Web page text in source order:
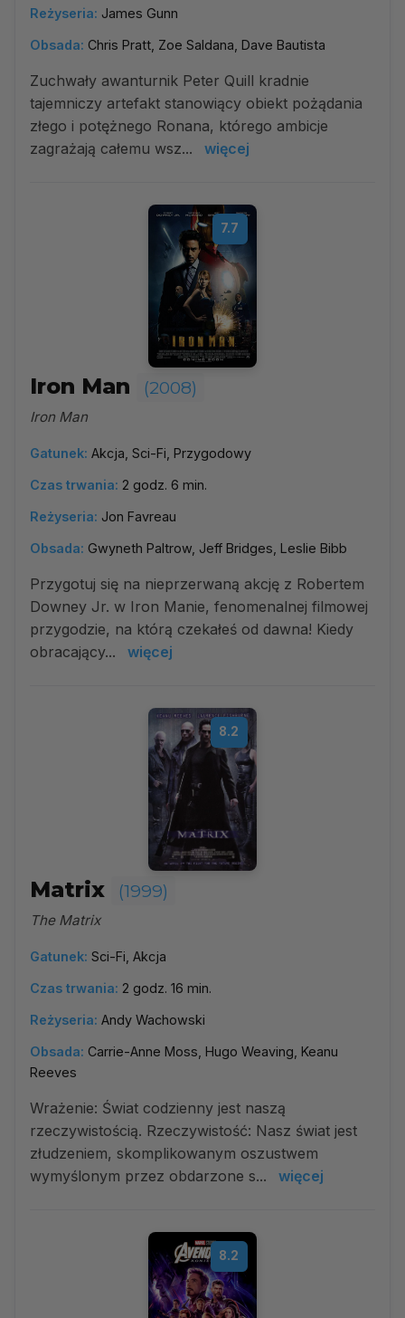
Reżyseria: James Gunn
Obsada: Chris Pratt, Zoe Saldana, Dave Bautista
Zuchwały awanturnik Peter Quill kradnie
tajemniczy artefakt stanowiący obiekt pożądania
złego i potężnego Ronana, którego ambicje
zagrażają całemu wsz...
więcej
7.7
Iron Man (2008)
Iron Man
Gatunek: Akcja, Sci-Fi, Przygodowy
Czas trwania: 2 godz. 6 min.
Reżyseria: Jon Favreau
Obsada: Gwyneth Paltrow, Jeff Bridges, Leslie Bibb
Przygotuj się na nieprzerwaną akcję z Robertem
Downey Jr. w Iron Manie, fenomenalnej filmowej
przygodzie, na którą czekałeś od dawna! Kiedy
obracający...
więcej
8.2
Matrix (1999)
The Matrix
Gatunek: Sci-Fi, Akcja
Czas trwania: 2 godz. 16 min.
Reżyseria: Andy Wachowski
Obsada: Carrie-Anne Moss, Hugo Weaving, Keanu
Reeves
Wrażenie: Świat codzienny jest naszą
rzeczywistością. Rzeczywistość: Nasz świat jest
złudzeniem, skomplikowanym oszustwem
wymyślonym przez obdarzone s...
więcej
8.2